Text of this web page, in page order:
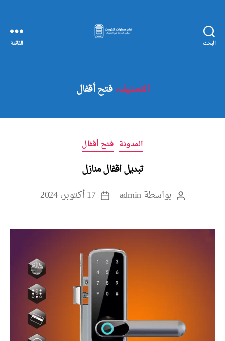
البحث
الكويت
القائمة
التصنيف:فتح أقفال
التصنيفات المدونة فتح أقفال
تبديل اقفال منازل
كاتببواسطةadmin
تاريخ
17 أكتوبر، 2024